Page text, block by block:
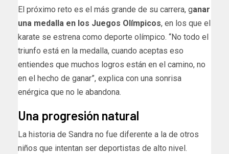
El próximo reto es el más grande de su carrera, ganar
una medalla en los Juegos Olímpicos, en los que el
karate se estrena como deporte olímpico. “No todo el
triunfo está en la medalla, cuando aceptas eso
entiendes que muchos logros están en el camino, no
en el hecho de ganar”, explica con una sonrisa
enérgica que no le abandona.
Una progresión natural
La historia de Sandra no fue diferente a la de otros
niños que intentan ser deportistas de alto nivel.